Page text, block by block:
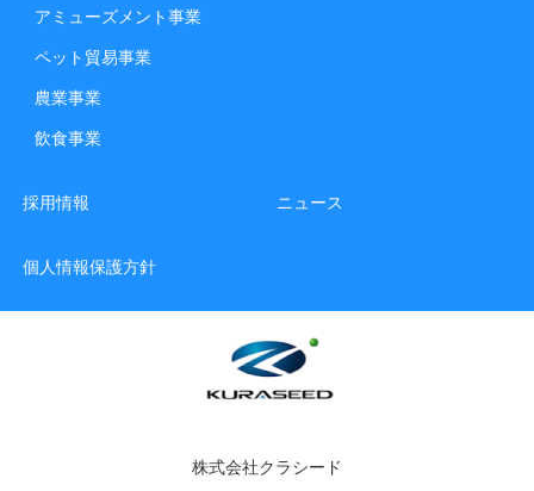
アミューズメント事業
ペット貿易事業
農業事業
飲食事業
採用情報 ニュース
個人情報保護方針
株式会社クラシード